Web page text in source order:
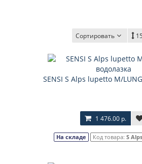
Сортировать 15
SENSI S Alps lupetto M/
1 476.00 р.
На складе Код товара: S